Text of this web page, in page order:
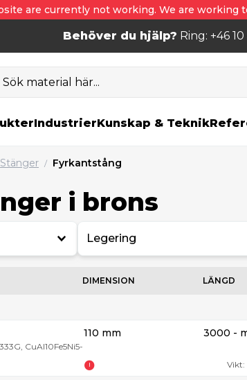
are currently not working. We are working
Behöver du hjälp? Ring: +46
Sök material här...
IndustrierKunskap & Teknik
Stänger / Fyrkantstång
i brons
Legering
DIMENSION LÄNGD
CuAl10Fe5Ni5-
110 mm 3000 -
Vikt: